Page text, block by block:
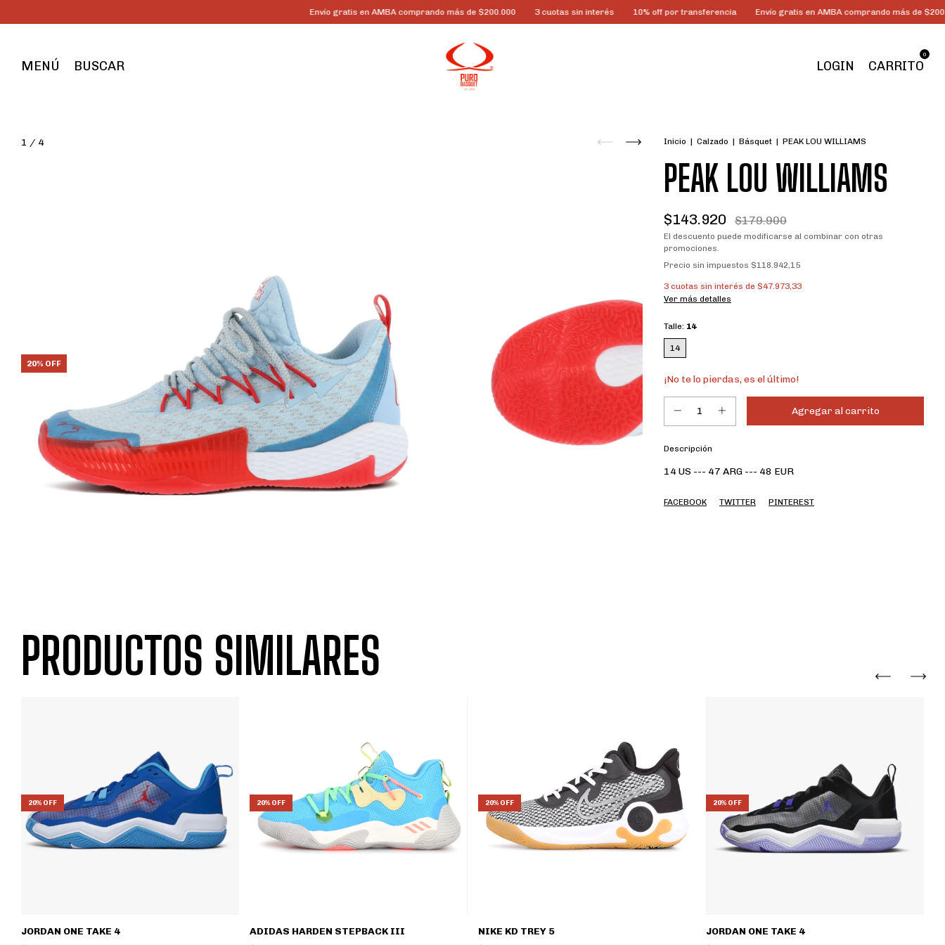
Envío gratis en AMBA comprando más de $200.000 3 cuotas sin interés 10% off por transferencia Envío gratis en AMBA comprando más de $200.000 3
MENÚ BUSCAR LOGIN CARRITO
0
1 / 4
20% OFF
Inicio | Calzado | Básquet | PEAK LOU WILLIAMS
PEAK LOU WILLIAMS
$143.920 $179.900
El descuento puede modificarse al combinar con otras
promociones.
Precio sin impuestos $118.942,15
3 cuotas sin interés de $47.973,33
Ver más detalles
Talle: 14
14
¡No te lo pierdas, es el último!
Descripción
14 US --- 47 ARG --- 48 EUR
FACEBOOK TWITTER PINTEREST
PRODUCTOS SIMILARES
20% OFF
JORDAN ONE TAKE 4
20% OFF
ADIDAS HARDEN STEPBACK III
20% OFF
NIKE KD TREY 5
20% OFF
JORDAN ONE TAKE 4